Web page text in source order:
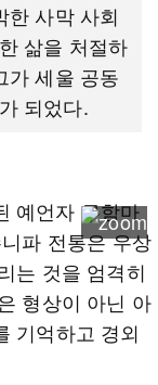
한 사막 사회
삶을 처절하
가 세울 공동
되었다.